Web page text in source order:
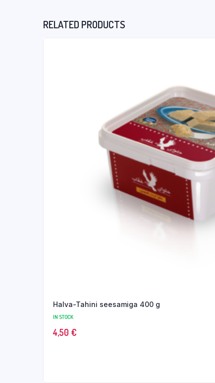
RELATED PRODUCTS
Halva-Tahini seesamiga 400 g
IN STOCK
4,50 €